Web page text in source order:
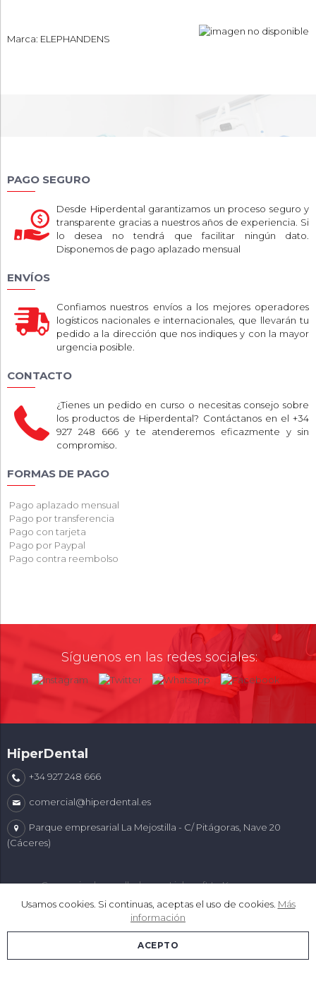
Usamos cookies. Si continuas, aceptas el uso de cookies. Más
información
ACEPTO
Marca: ELEPHANDENS
PAGO SEGURO
Desde Hiperdental garantizamos un proceso seguro y
transparente gracias a nuestros años de experiencia. Si
lo desea no tendrá que facilitar ningún dato.
Disponemos de pago aplazado mensual
ENVÍOS
Confiamos nuestros envíos a los mejores operadores
logísticos nacionales e internacionales, que llevarán tu
pedido a la dirección que nos indiques y con la mayor
urgencia posible.
CONTACTO
¿Tienes un pedido en curso o necesitas consejo sobre
los productos de Hiperdental? Contáctanos en el +34
927 248 666 y te atenderemos eficazmente y sin
compromiso.
FORMAS DE PAGO
Pago aplazado mensual
Pago por transferencia
Pago con tarjeta
Pago por Paypal
Pago contra reembolso
Síguenos en las redes sociales:
HiperDental
+34 927 248 666
comercial@hiperdental.es
Parque empresarial La Mejostilla - C/ Pitágoras, Nave 20
(Cáceres)
Comercio desarrollado conLinkasoft LeKommerce